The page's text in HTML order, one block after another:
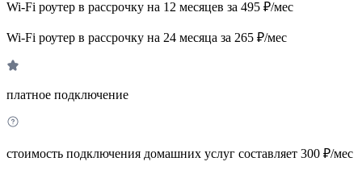
Wi-Fi роутер в рассрочку на 12 месяцев за 495 ₽/мес
Wi-Fi роутер в рассрочку на 24 месяца за 265 ₽/мес
платное подключение
стоимость подключения домашних услуг составляет 300 ₽/мес